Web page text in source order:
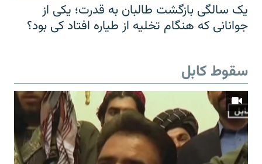
یک سالگی بازگشت طالبان به قدرت؛ یکی از
جوانانی که هنگام تخلیه از طیاره افتاد کی بود؟
سقوط کابل